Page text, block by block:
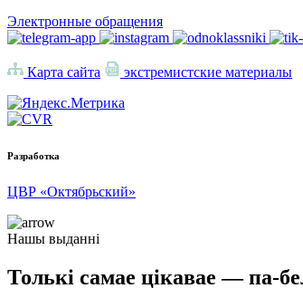
Электронные обращения
Карта сайта экстремистские материалы
Разработка
ЦВР «Октябрьский»
Нашы выданні
Толькі самае цікавае — па-